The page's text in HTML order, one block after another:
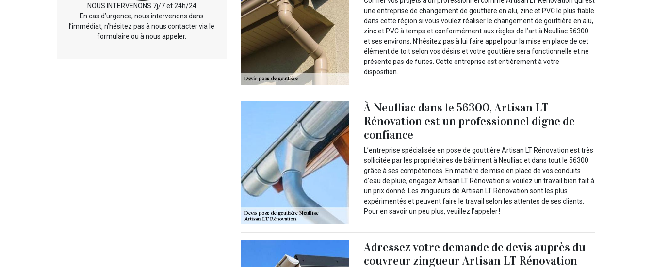
NOUS INTERVENONS 7j/7 et 24h/24
En cas d’urgence, nous intervenons dans
l’immédiat, n’hésitez pas à nous contacter via le
formulaire ou à nous appeler.
une entreprise de changement de gouttière en alu, zinc et PVC le plus fiable
dans cette région si vous voulez réaliser le changement de gouttière en alu,
zinc et PVC à temps et conformément aux règles de l’art à Neulliac 56300
et ses environs. N’hésitez pas à lui faire appel pour la mise en place de cet
élément de toit selon vos désirs et votre gouttière sera fonctionnelle et ne
présente pas de fuites. Cette entreprise est entièrement à votre
disposition.
À Neulliac dans le 56300, Artisan LT
Rénovation est un professionnel digne de
confiance
L’entreprise spécialisée en pose de gouttière Artisan LT Rénovation est très
sollicitée par les propriétaires de bâtiment à Neulliac et dans tout le 56300
grâce à ses compétences. En matière de mise en place de vos conduits
d’eau de pluie, engagez Artisan LT Rénovation si voulez un travail bien fait à
un prix donné. Les zingueurs de Artisan LT Rénovation sont les plus
expérimentés et peuvent faire le travail selon les attentes de ses clients.
Pour en savoir un peu plus, veuillez l’appeler !
Adressez votre demande de devis auprès du
couvreur zingueur Artisan LT Rénovation